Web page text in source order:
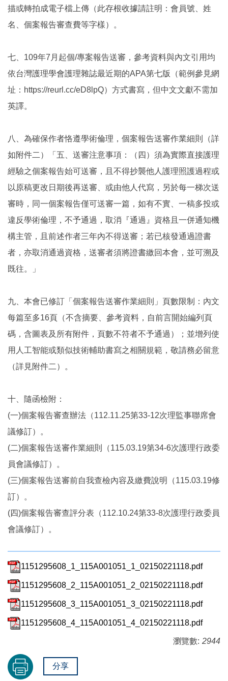
描或轉拍成電子檔上傳（此存根收據請註明：會員號、姓
名、個案報告審查費等字樣）。
七、109年7月起個/專案報告送審，參考資料與內文引用均
依台灣護理學會護理雜誌最近期的APA第七版（範例參見網
址：https://reurl.cc/eD8lpQ）方式書寫，但中文文獻不需加
英譯。
八、為確保作者恪遵學術倫理，個案報告送審作業細則（詳
如附件二）「五、送審注意事項：（四）須為實際直接護理
經驗之個案報告始可送審，且不得抄襲他人護理照護過程或
以原稿更改日期後再送審、或由他人代寫，另於每一梯次送
審時，同一個案報告僅可送審一篇，如有不實、一稿多投或
違反學術倫理，不予通過，取消『通過』資格且一併通知機
構主管，且前述作者三年內不得送審；若已核發通過證書
者，亦取消通過資格，送審者須將證書繳回本會，並可溯及
既往。」
九、本會已修訂「個案報告送審作業細則」頁數限制：內文
每篇至多16頁（不含摘要、參考資料，自前言開始編列頁
碼，含圖表及所有附件，頁數不符者不予通過）；並增列使
用人工智能或類似技術輔助書寫之相關規範，敬請務必留意
（詳見附件二）。
十、隨函檢附：
(一)個案報告審查辦法（112.11.25第33-12次理監事聯席會
議修訂）。
(二)個案報告送審作業細則（115.03.19第34-6次護理行政委
員會議修訂）。
(三)個案報告送審前自我查檢內容及繳費說明（115.03.19修
訂）。
(四)個案報告審查評分表（112.10.24第33-8次護理行政委員
會議修訂）。
1151295608_1_115A001051_1_02150221118.pdf
1151295608_2_115A001051_2_02150221118.pdf
1151295608_3_115A001051_3_02150221118.pdf
1151295608_4_115A001051_4_02150221118.pdf
瀏覽數: 2944
分享